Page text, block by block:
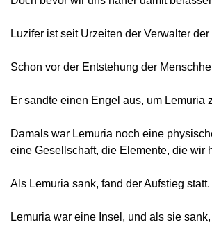
Luzifer ist seit Urzeiten der Verwalter der
Schon vor der Entstehung der
Er sandte einen Engel aus, um Lemuria
Damals war Lemuria noch eine
eine Gesellschaft, die Elemente, die wir
Als Lemuria sank, fand der Aufstieg statt.
Lemuria war eine Insel, und als sie